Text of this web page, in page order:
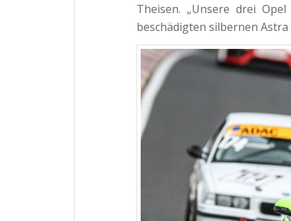
Theisen. „Unsere drei
beschädigten silbernen